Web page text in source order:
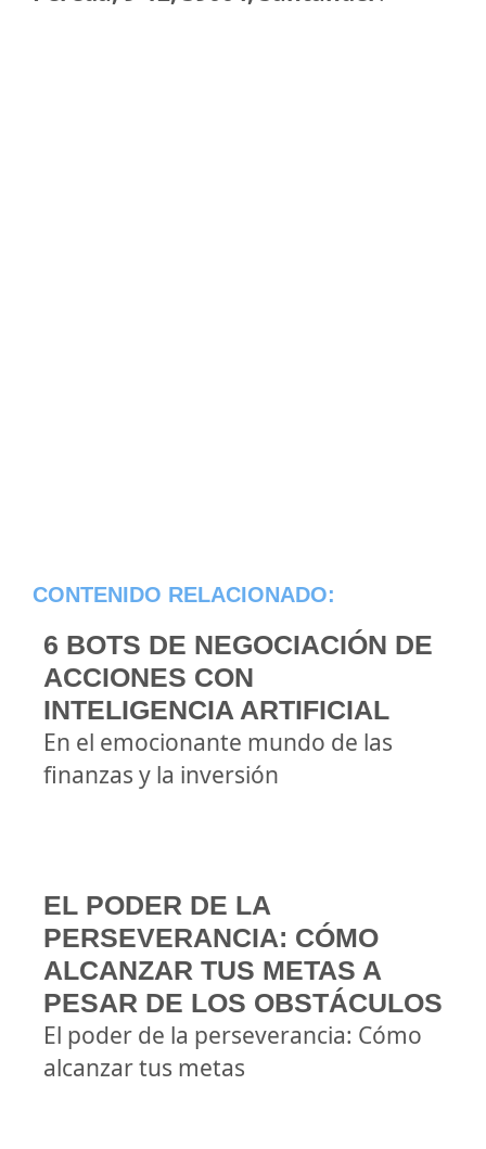
CONTENIDO RELACIONADO:
6 BOTS DE NEGOCIACIÓN DE
ACCIONES CON
INTELIGENCIA ARTIFICIAL
En el emocionante mundo de las
finanzas y la inversión
EL PODER DE LA
PERSEVERANCIA: CÓMO
ALCANZAR TUS METAS A
PESAR DE LOS OBSTÁCULOS
El poder de la perseverancia: Cómo
alcanzar tus metas